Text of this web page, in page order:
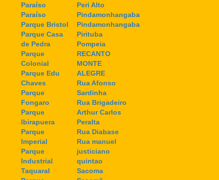
Paraíso
Paraíso
Parque Bristol
Parque Casa
de Pedra
Parque
Colonial
Parque Edu
Chaves
Parque
Fongaro
Parque
Ibirapuera
Parque
Imperial
Parque
Industrial
Taquaral
Peri Alto
Pindamonhangaba
Pindamonhangaba
Pirituba
Pompeia
RECANTO
MONTE
ALEGRE
Rua Afonso
Sardinha
Rua Brigadeiro
Arthur Carlos
Peralta
Rua Diabase
Rua manuel
justiciano
quintao
Sacoma